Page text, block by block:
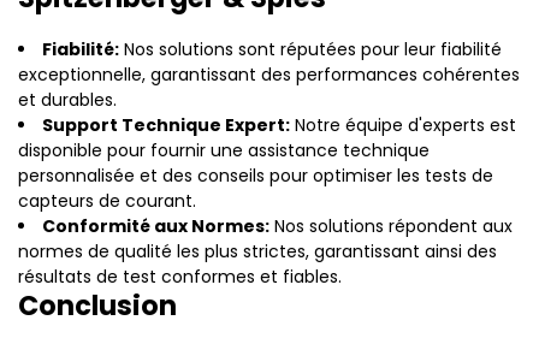
Fiabilité: Nos solutions sont réputées pour leur fiabilité
exceptionnelle, garantissant des performances cohérentes
et durables.
Support Technique Expert: Notre équipe d'experts est
disponible pour fournir une assistance technique
personnalisée et des conseils pour optimiser les tests de
capteurs de courant.
Conformité aux Normes: Nos solutions répondent aux
normes de qualité les plus strictes, garantissant ainsi des
résultats de test conformes et fiables.
Conclusion